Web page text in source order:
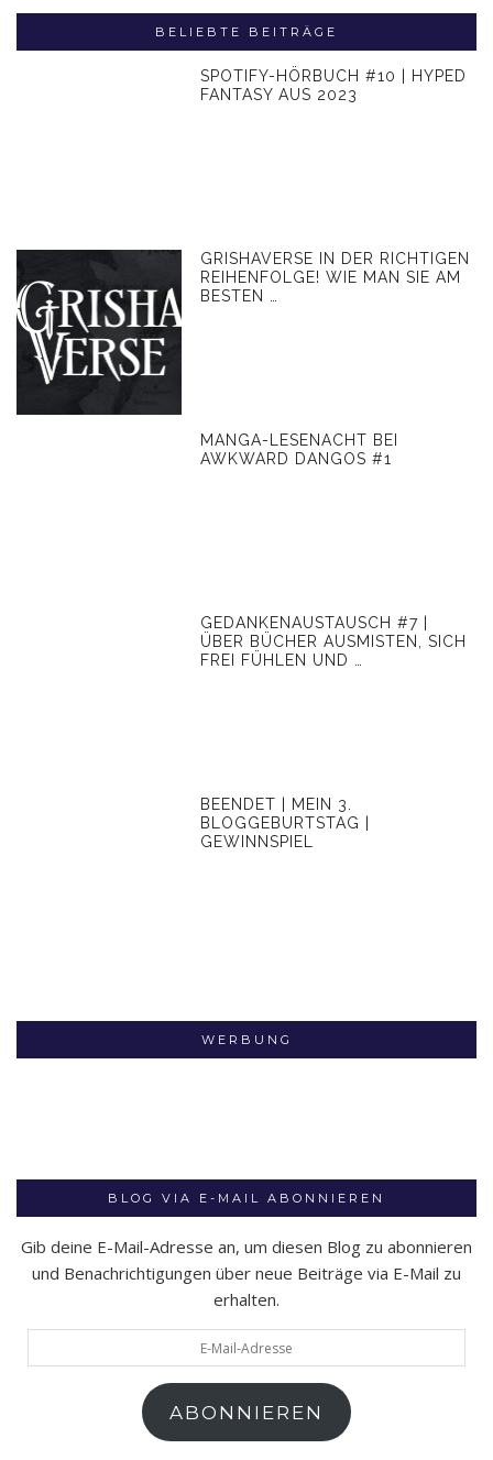
BELIEBTE BEITRÄGE
SPOTIFY-HÖRBUCH #10 | HYPED
FANTASY AUS 2023
GRISHAVERSE IN DER RICHTIGEN
REIHENFOLGE! WIE MAN SIE AM
BESTEN …
MANGA-LESENACHT BEI
AWKWARD DANGOS #1
GEDANKENAUSTAUSCH #7 |
ÜBER BÜCHER AUSMISTEN, SICH
FREI FÜHLEN UND …
BEENDET | MEIN 3.
BLOGGEBURTSTAG |
GEWINNSPIEL
WERBUNG
BLOG VIA E-MAIL ABONNIEREN
Gib deine E-Mail-Adresse an, um diesen Blog zu abonnieren
und Benachrichtigungen über neue Beiträge via E-Mail zu
erhalten.
Mail-
ABONNIEREN